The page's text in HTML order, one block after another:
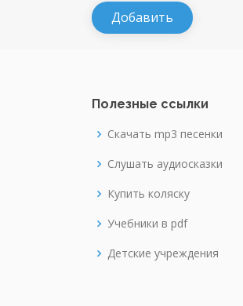
Полезные ссылки
Скачать mp3 песенки
Слушать аудиосказки
Купить коляску
Учебники в pdf
Детские учреждения